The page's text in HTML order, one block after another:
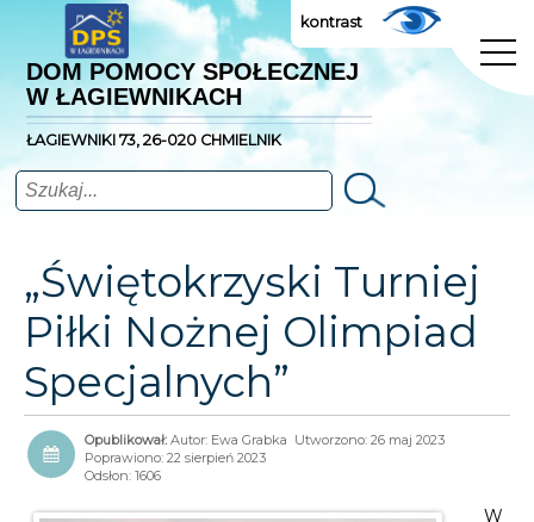
DOM POMOCY SPOŁECZNEJ
W ŁAGIEWNIKACH
ŁAGIEWNIKI 73, 26-020 CHMIELNIK
kontrast
Szukaj
„Świętokrzyski Turniej
Piłki Nożnej Olimpiad
Specjalnych”
Autor: Ewa Grabka Utworzono: 26 maj 2023
Poprawiono: 22 sierpień 2023
Odsłon: 1606
W